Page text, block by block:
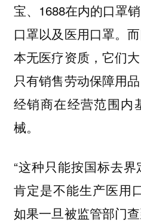
宝、1688在内的口罩
口罩以及医用口罩。
本无医疗资质，它们
只有销售劳动保障用
经销商在经营范围内
械。
“这种只能按国标去
肯定是不能生产医用
如果一旦被监管部门